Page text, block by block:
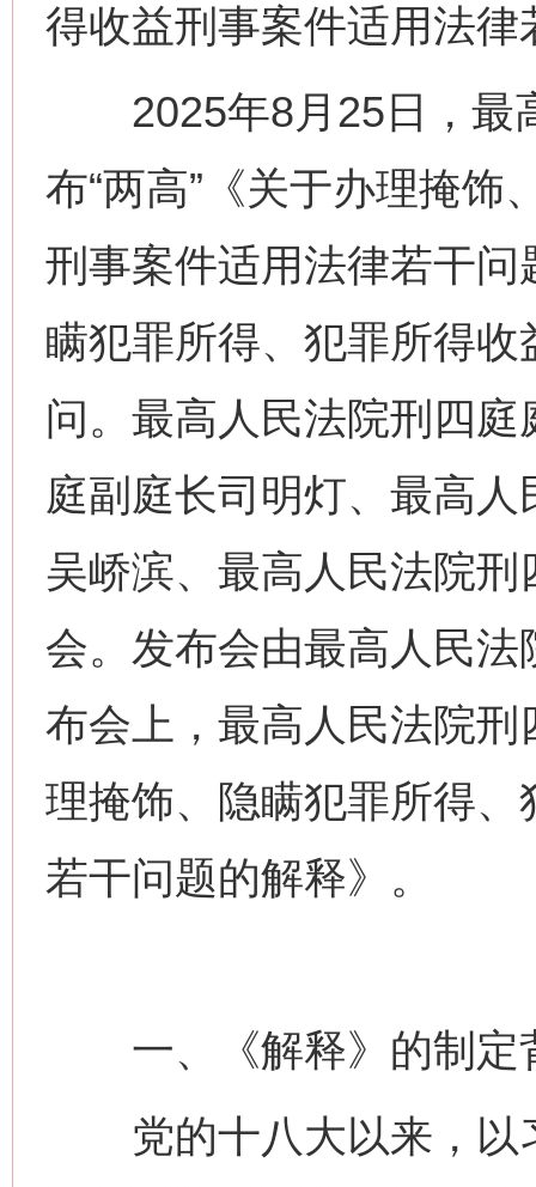
得收益刑事案件适用法
2025年8月25日，最
布“两高”《关于办理掩饰
刑事案件适用法律若干
瞒犯罪所得、犯罪所得
问。最高人民法院刑四
庭副庭长司明灯、最高
吴峤滨、最高人民法院
会。发布会由最高人民
布会上，最高人民法院
理掩饰、隐瞒犯罪所得
若干问题的解释》。
一、《解释》的制定
党的十八大以来，以